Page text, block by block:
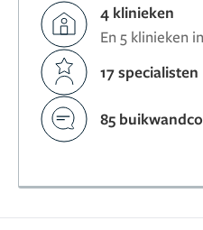
4 klinieken
En 5 klinieken
17 specialisten
85